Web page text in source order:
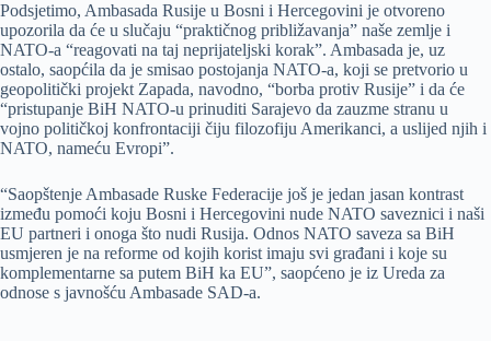
Podsjetimo, Ambasada Rusije u Bosni i Hercegovini je otvoreno
upozorila da će u slučaju “praktičnog približavanja” naše zemlje i
NATO-a “reagovati na taj neprijateljski korak”. Ambasada je, uz
ostalo, saopćila da je smisao postojanja NATO-a, koji se pretvorio u
geopolitički projekt Zapada, navodno, “borba protiv Rusije” i da će
“pristupanje BiH NATO-u prinuditi Sarajevo da zauzme stranu u
vojno političkoj konfrontaciji čiju filozofiju Amerikanci, a uslijed njih i
NATO, nameću Evropi”.
“Saopštenje Ambasade Ruske Federacije još je jedan jasan kontrast
između pomoći koju Bosni i Hercegovini nude NATO saveznici i naši
EU partneri i onoga što nudi Rusija. Odnos NATO saveza sa BiH
usmjeren je na reforme od kojih korist imaju svi građani i koje su
komplementarne sa putem BiH ka EU”, saopćeno je iz Ureda za
odnose s javnošću Ambasade SAD-a.